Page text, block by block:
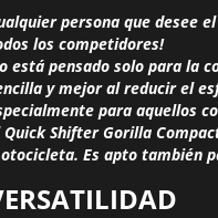
persona que desee
los competidores!
está pensado solo para la
y mejor al reducir el
para aquellos
Quick Shifter Gorilla
Es apto también